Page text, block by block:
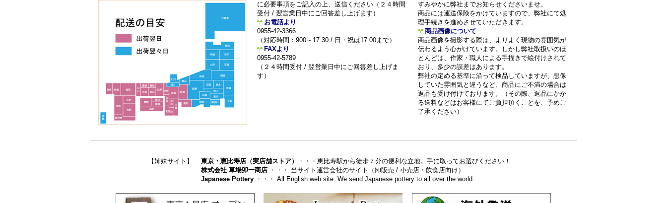
に必要事項をご記入の上、送信ください（２４時間
受付 / 翌営業日中にご回答差し上げます）
お電話より
0955-42-3366
（対応時間：900～17:30 / 日・祝は17:00まで）
FAXより
0955-42-5789
（２４時間受付 / 翌営業日中にご回答差し上げま
す）
すみやかに弊社までお知らせくださいませ。
商品には運送保険をかけていますので、弊社にて処
理手続きを進めさせていただきます。
商品画像について
商品画像を撮影する際は、よりよく現物の雰囲気が
伝わるよう心がけています。しかし弊社取扱いのほ
とんどは、作家・職人による手描きで絵付けされて
おり、多少の誤差はあります。
弊社の定める基準に沿って検品していますが、想像
していた雰囲気と違うなど、商品にご不満の場合は
返品も受け付けております。（その際、返品にかか
る送料などはお客様にてご負担頂くことを、予めご
了承ください）
【姉妹サイト】 東京・恵比寿店（実店舗ストア）
・・・恵比寿駅から徒歩７分の便利な立地。手に取ってお選びください！
株式会社 草場卯一商店 ・・・ 当サイト運営会社のサイト（卸販売 / 小売店・飲食店向け）
Japanese Pottery ・・・ All English web site. We send Japanese pottery to all over the world.